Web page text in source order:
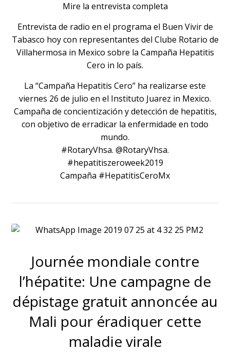
Mire la entrevista completa
Entrevista de radio en el programa el Buen Vivir de
Tabasco hoy con representantes del Clube Rotario de
Villahermosa in Mexico sobre la Campaña Hepatitis
Cero in lo país.
La “Campaña Hepatitis Cero” ha realizarse este
viernes 26 de julio en el Instituto Juarez in Mexico.
Campaña de concientización y detección de hepatitis,
con objetivo de erradicar la enfermidade en todo
mundo.
#RotaryVhsa. @RotaryVhsa.
#hepatitiszeroweek2019
Campaña #HepatitisCeroMx
Journée mondiale contre
l’hépatite: Une campagne de
dépistage gratuit annoncée au
Mali pour éradiquer cette
maladie virale